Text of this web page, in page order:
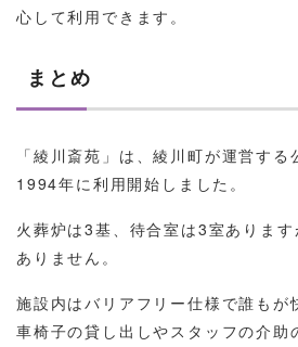
心して利用できます。
まとめ
「綾川斎苑」は、綾川町が運営する
1994年に利用開始しました。
火葬炉は3基、待合室は3室ありま
ありません。
施設内はバリアフリー仕様で誰もが
車椅子の貸し出しやスタッフの介助